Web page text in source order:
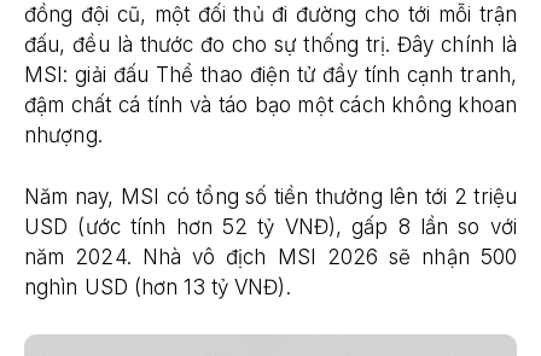
đồng đội cũ, một đối thủ đi đường cho tới mỗi trận
đấu, đều là thước đo cho sự thống trị. Đây chính là
MSI: giải đấu Thể thao điện tử đầy tính cạnh tranh,
đậm chất cá tính và táo bạo một cách không khoan
nhượng.
Năm nay, MSI có tổng số tiền thưởng lên tới 2 triệu
USD (ước tính hơn 52 tỷ VNĐ), gấp 8 lần so với
năm 2024. Nhà vô địch MSI 2026 sẽ nhận 500
nghìn USD (hơn 13 tỷ VNĐ).